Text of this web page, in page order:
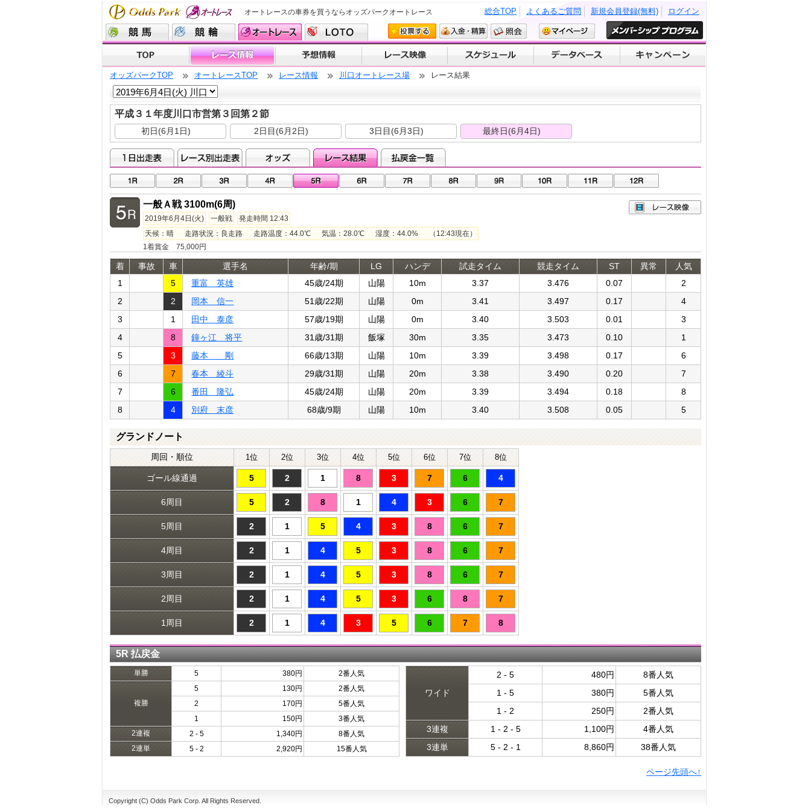
オートレースの車券を買うならオッズパークオートレース ログイン
新規会員登録(無料)
よくあるご質問
総合TOP
オッズパークTOP オートレースTOP レース情報 川口オートレース場 レース結果
平成３１年度川口市営第３回第２節
初日(6月1日) 2日目(6月2日) 3日目(6月3日) 最終日(6月4日)
一般Ａ戦 3100m(6周)
2019年6月4日(火) 一般戦
発走時間 12:43
天候：晴 走路状況：良走路 走路温度：44.0℃ 気温：28.0℃ 湿度：44.0% （12:43現在）
1着賞金 75,000円
着 事故 車 選手名 年齢/期 LG ハンデ 試走タイム 競走タイム ST 異常
人気
1
5 重富 英雄 45歳/24期 山陽 10m 3.37 3.476 0.07
2
2
2 岡本 信一 51歳/22期 山陽 0m 3.41 3.497 0.17
4
3
1 田中 泰彦 57歳/19期 山陽 0m 3.40 3.503 0.01
3
4
8 鐘ヶ江 将平 31歳/31期 飯塚 30m 3.35 3.473 0.10
1
5
3 藤本 剛 66歳/13期 山陽 10m 3.39 3.498 0.17
6
6
7 春本 綾斗 29歳/31期 山陽 20m 3.38 3.490 0.20
7
7
6 番田 隆弘 45歳/24期 山陽 20m 3.39 3.494 0.18
8
8
4 別府 末彦 68歳/9期 山陽 10m 3.40 3.508 0.05 5
グランドノート
周回・順位 1位 2位 3位 4位 5位 6位 7位 8位
ゴール線通過 5 2 1 8 3 7 6 4
6周目 5 2 8 1 4 3 6 7
5周目 2 1 5 4 3 8 6 7
4周目 2 1 4 5 3 8 6 7
3周目 2 1 4 5 3 8 6 7
2周目 2 1 4 5 3 6 8 7
1周目 2 1 4 3 5 6 7 8
5R 払戻金
単勝 5 380円 2番人気
複勝
5 130円 2番人気
2 170円 5番人気
1 150円
3番人気
2連複
2 - 5 1,340円
8番人気
2連単
5 - 2 2,920円 15番人気
ワイド
2 - 5 480円
8番人気
1 - 5
380円
5番人気
1 - 2
250円
2番人気
3連複
1 - 2 - 5 1,100円
4番人気
3連単
5 - 2 - 1 8,860円 38番人気
ページ先頭へ↑
Copyright (C) Odds Park Corp. All Rights Reserved.